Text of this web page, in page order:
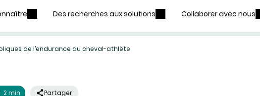
Des recherches aux solutions Collaborer avec nous
de l’endurance du cheval-athlète
2 min Partager